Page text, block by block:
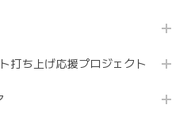
打ち上げ応援プロジェクト